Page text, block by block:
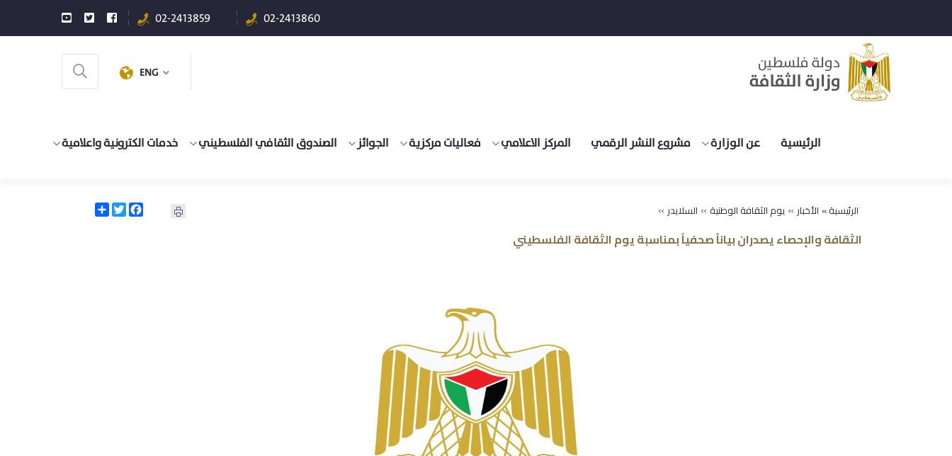
02-2413860
02-2413859
ENG
الرئيسية عن الوزارة مشروع النشر الرقمي المركز الاعلامي فعاليات مركزية الجوائز الصندوق الثقافي الفلسطيني خدمات الكترونية واعلامية
الرئيسية » الأخبار » يوم الثقافة الوطنية » السلايدر »
Share
Twitter
Facebook
الثقافة والإحصاء يصدران بياناً صحفياً بمناسبة يوم الثقافة الفلسطيني